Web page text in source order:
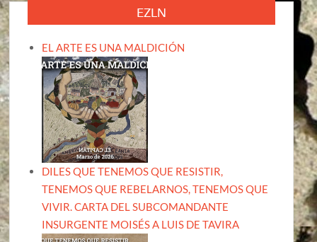
EZLN
EL ARTE ES UNA MALDICIÓN
DILES QUE TENEMOS QUE RESISTIR,
TENEMOS QUE REBELARNOS, TENEMOS QUE
VIVIR. CARTA DEL SUBCOMANDANTE
INSURGENTE MOISÉS A LUIS DE TAVIRA